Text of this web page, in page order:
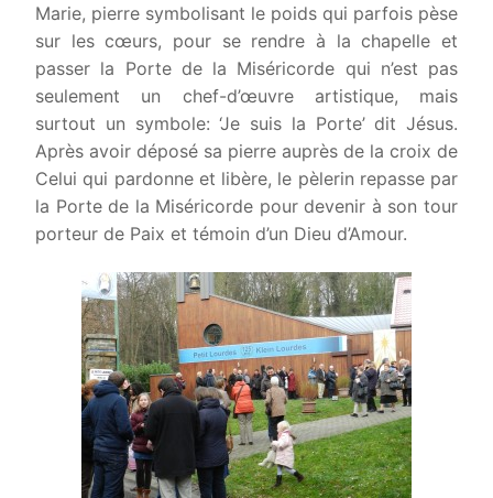
Marie, pierre symbolisant le poids qui parfois pèse
sur les cœurs, pour se rendre à la chapelle et
passer la Porte de la Miséricorde qui n’est pas
seulement un chef-d’œuvre artistique, mais
surtout un symbole: ‘Je suis la Porte’ dit Jésus.
Après avoir déposé sa pierre auprès de la croix de
Celui qui pardonne et libère, le pèlerin repasse par
la Porte de la Miséricorde pour devenir à son tour
porteur de Paix et témoin d’un Dieu d’Amour.